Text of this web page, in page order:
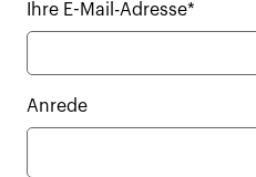
Ihre E-Mail-Adresse*
Anrede